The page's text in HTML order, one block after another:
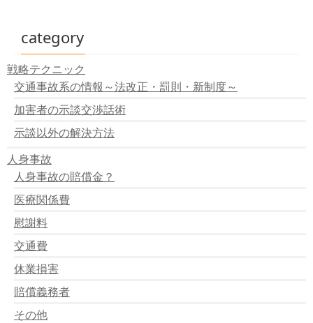
駐車場で１１人はねられ軽傷
韓国俳優 交通事故で死亡
トラック横転 二人死亡
対向車にぶつかり一人死亡
ハンドル操作誤り １人死亡
親の目の前で子供跳ねられる
高校生無免許 ひき逃げし一人死亡
止まっている車に激突
長野県でバスとトラック衝突
コンビにに激突
四つ木で作業員はねられる
正面衝突で２人死亡
車バックして診療室に激突
兄弟の衝突事故
島根県 トンネル内で衝突事故
１５年前後にわたり偽造
無免許でひき逃げ
埼玉県 交通事故死亡者急増
バイクと自動車の衝突事故 一人死亡
category
戦略テクニック
交通事故系の情報～法改正・罰則・新制度～
加害者の示談交渉話術
示談以外の解決方法
人身事故
人身事故の賠償金？
医療関係費
慰謝料
交通費
休業損害
賠償義務者
その他